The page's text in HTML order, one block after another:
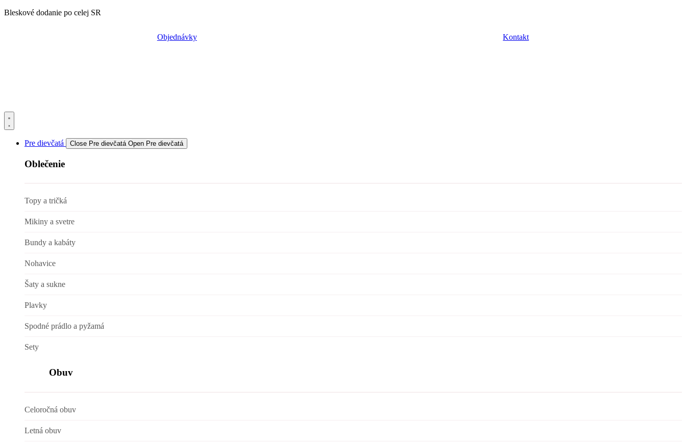
Preskočiť
Bleskové dodanie po celej SR
Objednávky Kontakt
Pre dievčatá Close Pre dievčatá Open Pre dievčatá
Oblečenie
Topy a tričká
Mikiny a svetre
Bundy a kabáty
Nohavice
Šaty a sukne
Plavky
Spodné prádlo a pyžamá
Sety
Obuv
Celoročná obuv
Letná obuv